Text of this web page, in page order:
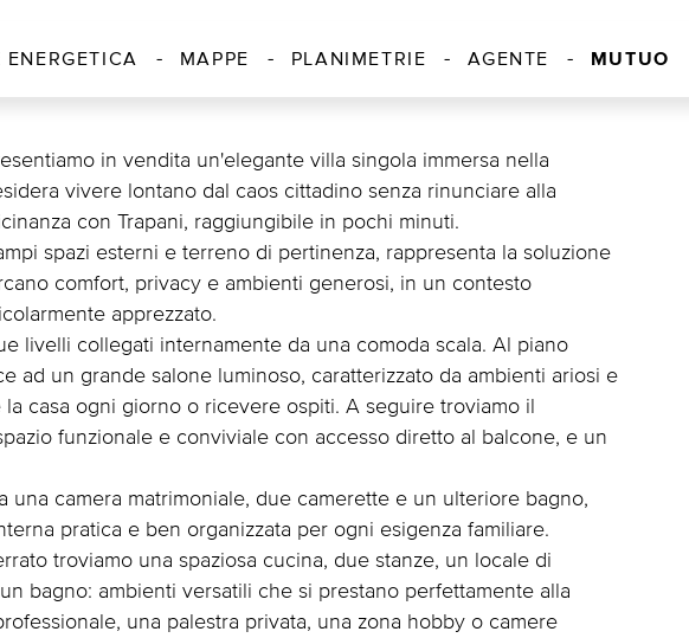
ENERGETICA MAPPE PLANIMETRIE AGENTE MUTUO
in vendita un'elegante villa singola immersa nella
vivere lontano dal caos cittadino senza rinunciare alla
con Trapani, raggiungibile in pochi minuti.
spazi esterni e terreno di pertinenza, rappresenta la soluzione
comfort, privacy e ambienti generosi, in un contesto
apprezzato.
livelli collegati internamente da una comoda scala. Al piano
ad un grande salone luminoso, caratterizzato da ambienti ariosi e
casa ogni giorno o ricevere ospiti. A seguire troviamo il
funzionale e conviviale con accesso diretto al balcone, e un
una camera matrimoniale, due camerette e un ulteriore bagno,
pratica e ben organizzata per ogni esigenza familiare.
troviamo una spaziosa cucina, due stanze, un locale di
bagno: ambienti versatili che si prestano perfettamente alla
una palestra privata, una zona hobby o camere